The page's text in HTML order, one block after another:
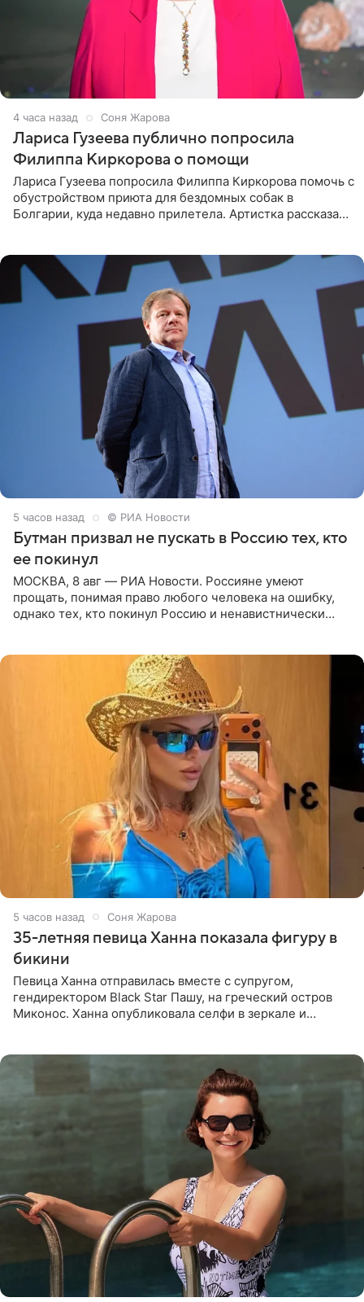
4 часа назад Соня Жарова
Лариса Гузеева публично попросила
Филиппа Киркорова о помощи
Лариса Гузеева попросила Филиппа Киркорова помочь с
обустройством приюта для бездомных собак в
Болгарии, куда недавно прилетела. Артистка рассказала
5 часов назад © РИА Новости
Бутман призвал не пускать в Россию тех, кто
ее покинул
МОСКВА, 8 авг — РИА Новости. Россияне умеют
прощать, понимая право любого человека на ошибку,
однако тех, кто покинул Россию и ненавистнически
5 часов назад Соня Жарова
35-летняя певица Ханна показала фигуру в
бикини
Певица Ханна отправилась вместе с супругом,
гендиректором Black Star Пашу, на греческий остров
Миконос. Ханна опубликовала селфи в зеркале и